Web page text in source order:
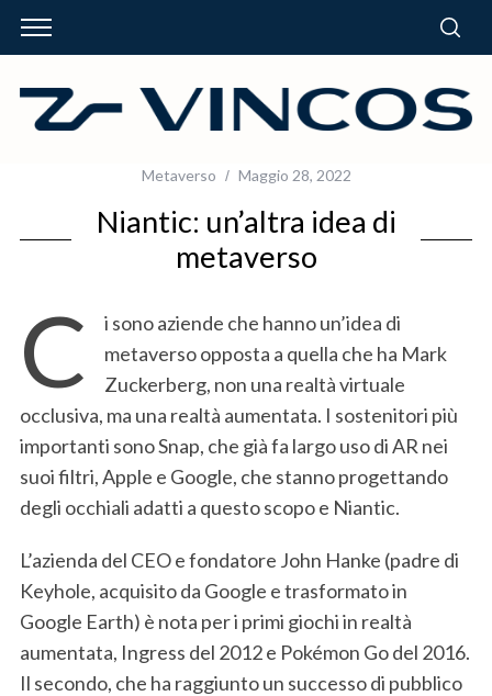
Metaverso Maggio 28, 2022
Niantic: un’altra idea di
metaverso
C
i sono aziende che hanno un’idea di
metaverso opposta a quella che ha Mark
Zuckerberg, non una realtà virtuale
occlusiva, ma una realtà aumentata. I sostenitori più
importanti sono Snap, che già fa largo uso di AR nei
suoi filtri, Apple e Google, che stanno progettando
degli occhiali adatti a questo scopo e Niantic.
L’azienda del CEO e fondatore John Hanke (padre di
Keyhole, acquisito da Google e trasformato in
Google Earth) è nota per i primi giochi in realtà
aumentata, Ingress del 2012 e Pokémon Go del 2016.
Il secondo, che ha raggiunto un successo di pubblico